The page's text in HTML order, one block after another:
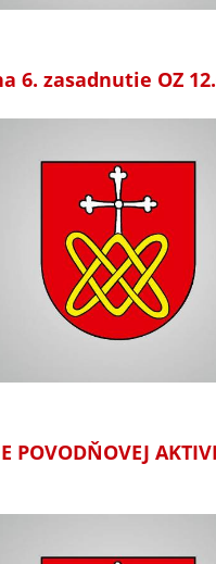
6. zasadnutie OZ
POVODŇOVEJ